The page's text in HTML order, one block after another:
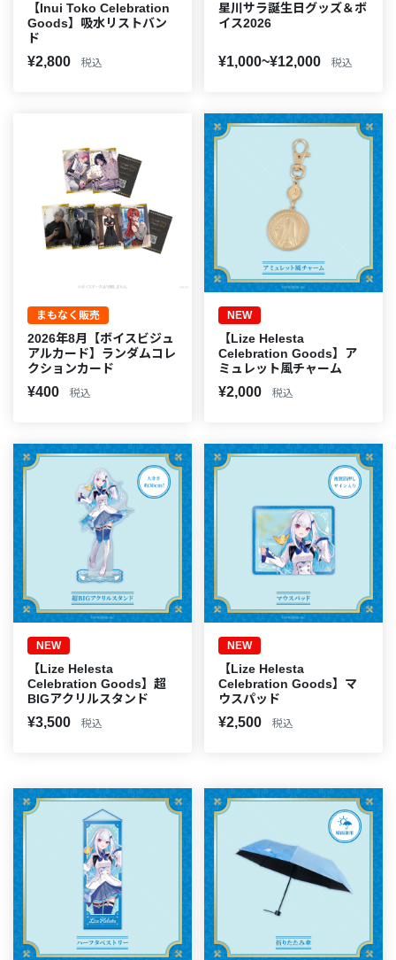
【Inui Toko Celebration
Goods】吸水リストバン
ド
¥2,800 税込
星川サラ誕生日グッズ＆ボ
イス2026
¥1,000~¥12,000 税込
まもなく販売
2026年8月【ボイスビジュ
アルカード】ランダムコレ
クションカード
¥400 税込
NEW
【Lize Helesta
Celebration Goods】ア
ミュレット風チャーム
¥2,000 税込
NEW
【Lize Helesta
Celebration Goods】超
BIGアクリルスタンド
¥3,500 税込
NEW
【Lize Helesta
Celebration Goods】マ
ウスパッド
¥2,500 税込